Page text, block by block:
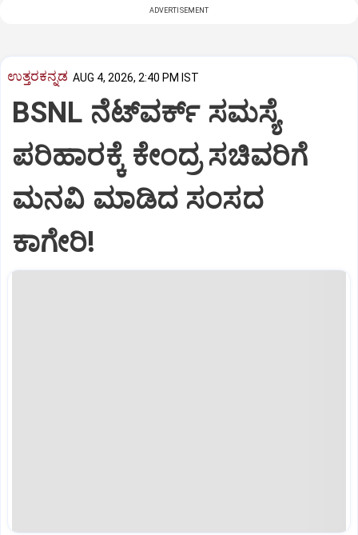
ADVERTISEMENT
ಉತ್ತರಕನ್ನಡ AUG 4, 2026, 2:40 PM IST
BSNL ನೆಟ್‌ವರ್ಕ್ ಸಮಸ್ಯೆ
ಪರಿಹಾರಕ್ಕೆ ಕೇಂದ್ರ ಸಚಿವರಿಗೆ
ಮನವಿ ಮಾಡಿದ ಸಂಸದ
ಕಾಗೇರಿ!